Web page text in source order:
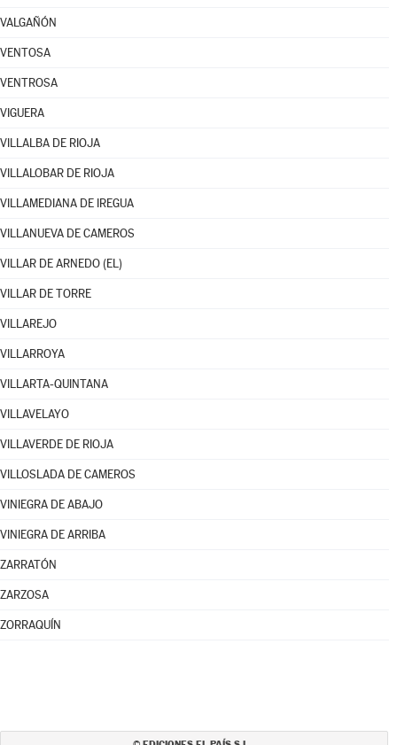
VALGAÑÓN
VENTOSA
VENTROSA
VIGUERA
VILLALBA DE RIOJA
VILLALOBAR DE RIOJA
VILLAMEDIANA DE IREGUA
VILLANUEVA DE CAMEROS
VILLAR DE ARNEDO (EL)
VILLAR DE TORRE
VILLAREJO
VILLARROYA
VILLARTA-QUINTANA
VILLAVELAYO
VILLAVERDE DE RIOJA
VILLOSLADA DE CAMEROS
VINIEGRA DE ABAJO
VINIEGRA DE ARRIBA
ZARRATÓN
ZARZOSA
ZORRAQUÍN